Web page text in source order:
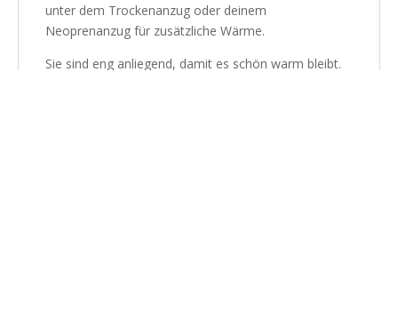
unter dem Trockenanzug oder deinem
Neoprenanzug für zusätzliche Wärme.
Sie sind eng anliegend, damit es schön warm bleibt.